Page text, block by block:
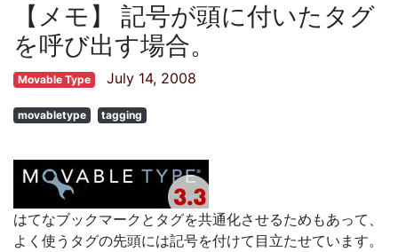
【メモ】 記号が頭に付いたタグ
を呼び出す場合。
Movable Type July 14, 2008
movabletype tagging
はてなブックマークとタグを共通化させるためもあって、
よく使うタグの先頭には記号を付けて目立たせています。